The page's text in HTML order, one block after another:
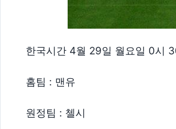
한국시간 4월 29일 월요일 0시
홈팀 : 맨유
원정팀 : 첼시